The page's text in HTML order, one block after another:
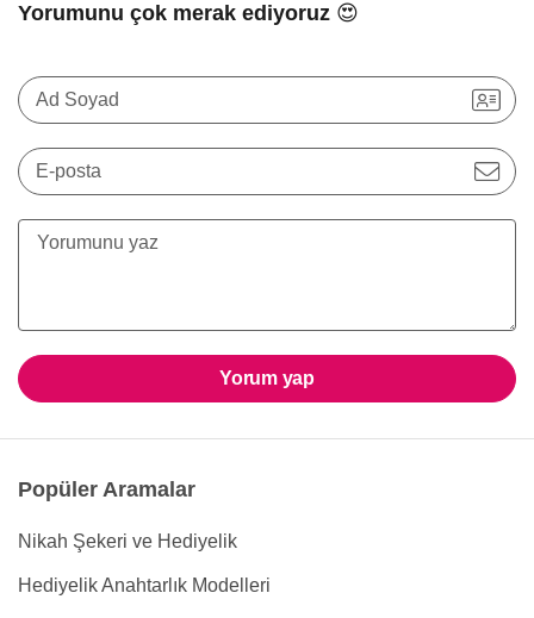
Yorumunu çok merak ediyoruz 😍
Ad Soyad
E-posta
Yorum yap
Popüler Aramalar
Nikah Şekeri ve Hediyelik
Hediyelik Anahtarlık Modelleri